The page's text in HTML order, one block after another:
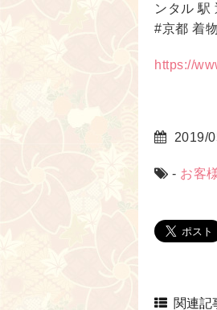
ンタル 駅
#京都 着
https://
2019/
- お客
関連記